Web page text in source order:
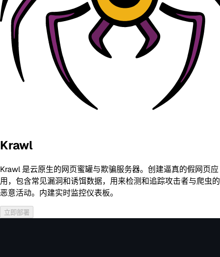
Krawl
Krawl 是云原生的网页蜜罐与欺骗服务器。创建逼真的假网页应
用，包含常见漏洞和诱饵数据，用来检测和追踪攻击者与爬虫的
恶意活动。内建实时监控仪表板。
立即部署